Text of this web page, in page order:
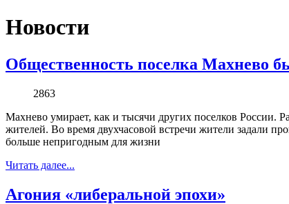
Новости
Общественность поселка Махнево
2863
Махнево умирает, как и тысячи других поселков России.
жителей. Во время двухчасовой встречи жители задали
больше непригодным для жизни
Читать далее...
Агония «либеральной эпохи»